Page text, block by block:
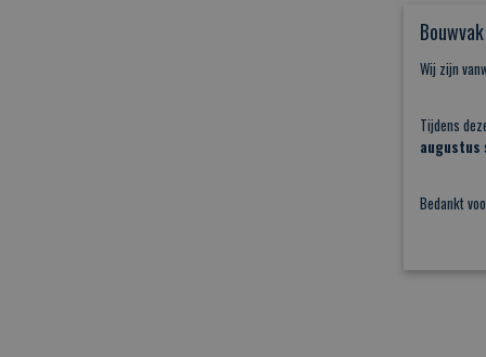
Wij zijn
Tijdens
augustus
Bedankt